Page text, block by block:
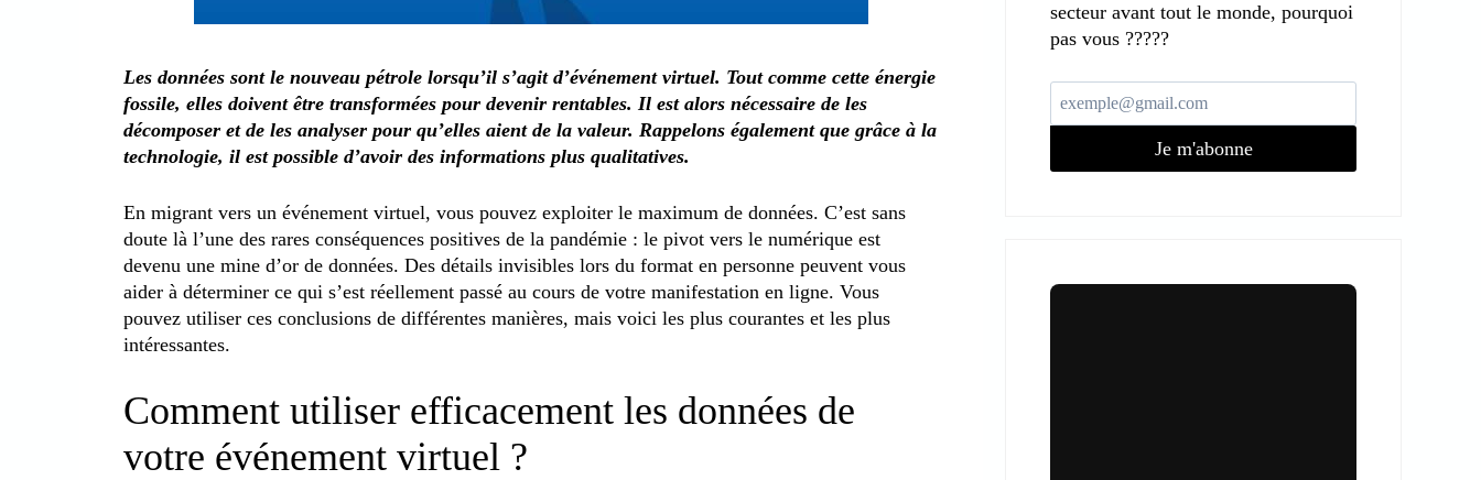
Les données sont le nouveau pétrole lorsqu’il s’agit d’événement virtuel. Tout comme cette énergie
fossile, elles doivent être transformées pour devenir rentables. Il est alors nécessaire de les
décomposer et de les analyser pour qu’elles aient de la valeur. Rappelons également que grâce à la
technologie, il est possible d’avoir des informations plus qualitatives.
En migrant vers un événement virtuel, vous pouvez exploiter le maximum de données. C’est sans
doute là l’une des rares conséquences positives de la pandémie : le pivot vers le numérique est
devenu une mine d’or de données. Des détails invisibles lors du format en personne peuvent vous
aider à déterminer ce qui s’est réellement passé au cours de votre manifestation en ligne. Vous
pouvez utiliser ces conclusions de différentes manières, mais voici les plus courantes et les plus
intéressantes.
Comment utiliser efficacement les données de
votre événement virtuel ?
secteur avant tout le monde, pourquoi
pas vous ?????
Je m'abonne